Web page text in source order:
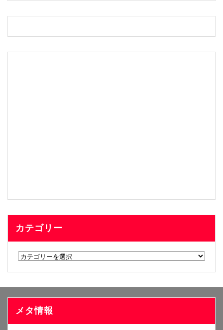
カテゴリー
カ
リ
ー
メタ情報